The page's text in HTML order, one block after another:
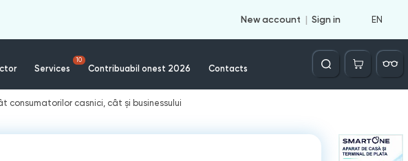
New account Sign in EN
Services
10
Contribuabil onest 2026 Contacts
Căutare
casnici, cât și businessului